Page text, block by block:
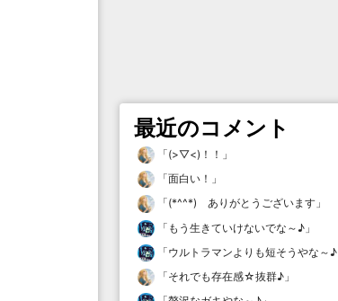
最近のコメント
「(>▽<)！！ 」
「面白い！ 」
「(*^^*) ありがとうございます 」
「 もう生きていけないでな～♪ 」
「ウルトラマンよりも短そうやな～♪
「それでも存在感☆抜群♪ 」